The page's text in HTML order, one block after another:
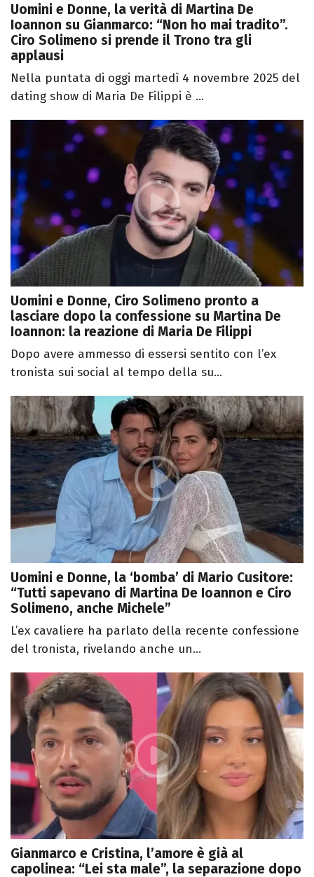
Uomini e Donne, la verità di Martina De
Ioannon su Gianmarco: “Non ho mai tradito”.
Ciro Solimeno si prende il Trono tra gli
applausi
Nella puntata di oggi martedì 4 novembre 2025 del
dating show di Maria De Filippi è ...
Uomini e Donne, Ciro Solimeno pronto a
lasciare dopo la confessione su Martina De
Ioannon: la reazione di Maria De Filippi
Dopo avere ammesso di essersi sentito con l’ex
tronista sui social al tempo della su...
Uomini e Donne, la ‘bomba’ di Mario Cusitore:
“Tutti sapevano di Martina De Ioannon e Ciro
Solimeno, anche Michele”
L’ex cavaliere ha parlato della recente confessione
del tronista, rivelando anche un...
Gianmarco e Cristina, l’amore è già al
capolinea: “Lei sta male”, la separazione dopo